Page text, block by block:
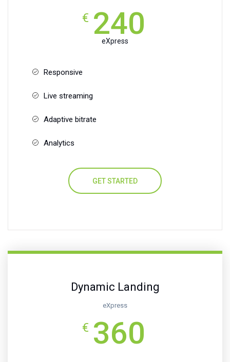
€ 240
eXpress
Responsive
Live streaming
Adaptive bitrate
Analytics
GET STARTED
Dynamic Landing
eXpress
€ 360